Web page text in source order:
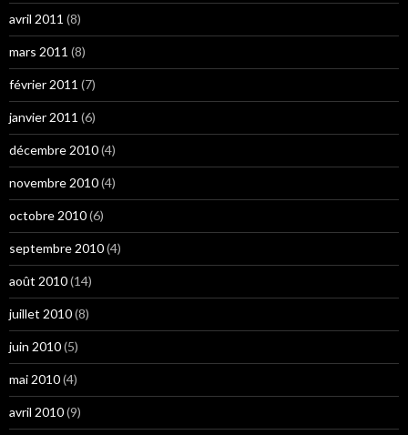
avril 2011 (8)
mars 2011 (8)
février 2011 (7)
janvier 2011 (6)
décembre 2010(4)
novembre 2010(4)
octobre 2010(6)
septembre 2010(4)
août 2010(14)
juillet 2010(8)
juin 2010(5)
mai 2010(4)
avril 2010(9)